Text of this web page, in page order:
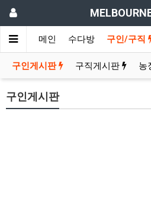
메인 수다방 구인/구직
구인게시판 구직게시판 농
구인게시판